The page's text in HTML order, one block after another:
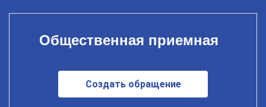
Общественная приемная
Создать обращение